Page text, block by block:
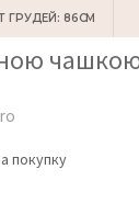
ГРУДЕЙ: 86СМ
чашкою
покупку